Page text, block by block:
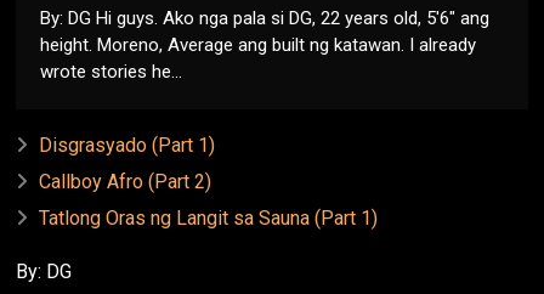
By: DG Hi guys. Ako nga pala si DG, 22 years old, 5'6" ang
height. Moreno, Average ang built ng katawan. I already
wrote stories he...
Disgrasyado (Part 1)
Callboy Afro (Part 2)
Tatlong Oras ng Langit sa Sauna (Part 1)
By: DG